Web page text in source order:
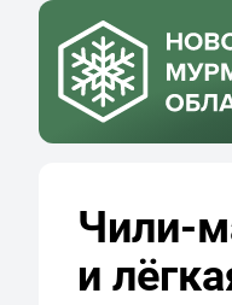
Чили-
и